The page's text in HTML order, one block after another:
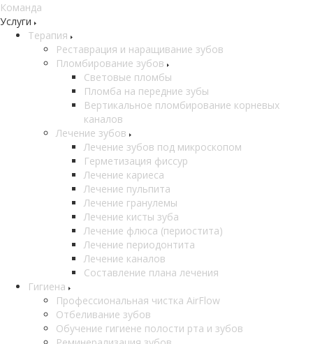
Команда
Услуги
Терапия
Реставрация и наращивание зубов
Пломбирование зубов
Световые пломбы
Пломба на передние зубы
Вертикальное пломбирование корневых
каналов
Лечение зубов
Лечение зубов под микроскопом
Герметизация фиссур
Лечение кариеса
Лечение пульпита
Лечение гранулемы
Лечение кисты зуба
Лечение флюса (периостита)
Лечение периодонтита
Лечение каналов
Составление плана лечения
Гигиена
Профессиональная чистка AirFlow
Отбеливание зубов
Обучение гигиене полости рта и зубов